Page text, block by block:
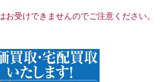
お受けできませんのでご注意ください。